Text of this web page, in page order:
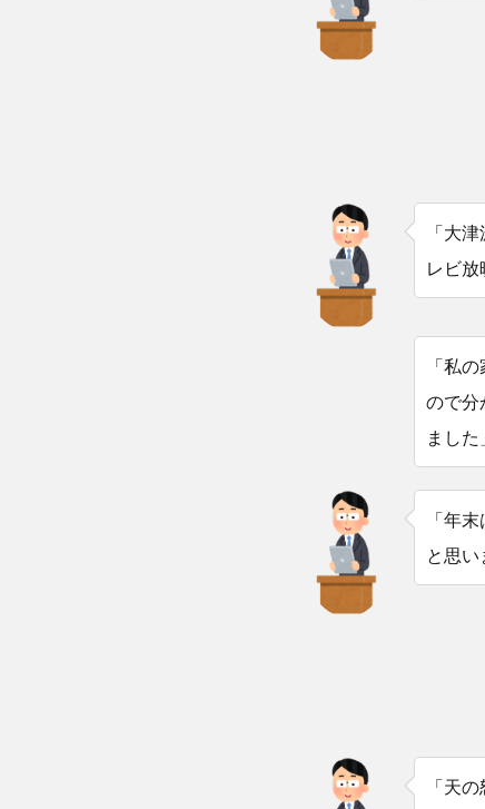
「大
レビ放
「私
ので分
ました
「年
と思い
「天